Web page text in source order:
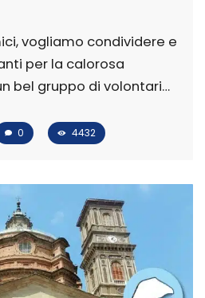
vogliamo condividere e
per la calorosa
bel gruppo di volontari…
0 4432